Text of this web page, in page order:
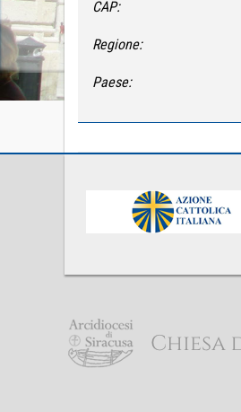
CAP:
Regione:
Paese: